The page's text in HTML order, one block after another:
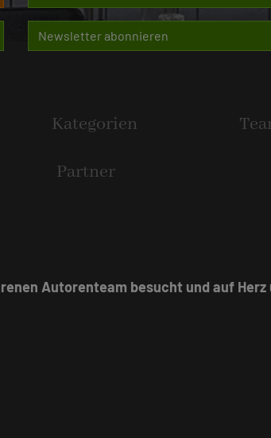
Newsletter abonnieren
Kategorien
Partner
Autorenteam besucht und auf